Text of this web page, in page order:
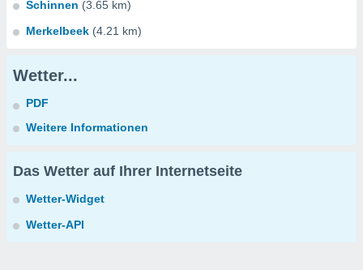
Schinnen (3.65 km)
Merkelbeek (4.21 km)
Wetter...
PDF
Weitere Informationen
Das Wetter auf Ihrer Internetseite
Wetter-Widget
Wetter-API